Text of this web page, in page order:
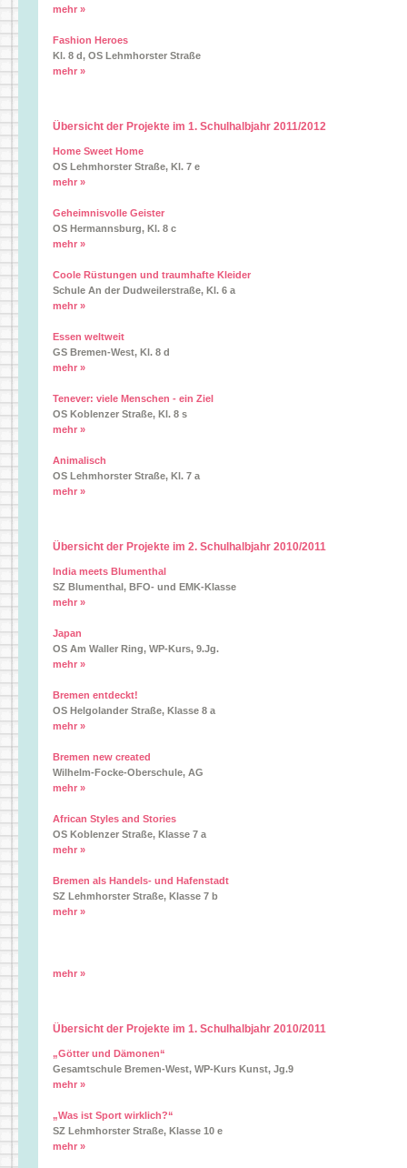
mehr »
Fashion Heroes
Kl. 8 d, OS Lehmhorster Straße
mehr »
Übersicht der Projekte im 1. Schulhalbjahr 2011/2012
Home Sweet Home
OS Lehmhorster Straße, Kl. 7 e
mehr »
Geheimnisvolle Geister
OS Hermannsburg, Kl. 8 c
mehr »
Coole Rüstungen und traumhafte Kleider
Schule An der Dudweilerstraße, Kl. 6 a
mehr »
Essen weltweit
GS Bremen-West, Kl. 8 d
mehr »
Tenever: viele Menschen - ein Ziel
OS Koblenzer Straße, Kl. 8 s
mehr »
Animalisch
OS Lehmhorster Straße, Kl. 7 a
mehr »
Übersicht der Projekte im 2. Schulhalbjahr 2010/2011
India meets Blumenthal
SZ Blumenthal, BFO- und EMK-Klasse
mehr »
Japan
OS Am Waller Ring, WP-Kurs, 9.Jg.
mehr »
Bremen entdeckt!
OS Helgolander Straße, Klasse 8 a
mehr »
Bremen new created
Wilhelm-Focke-Oberschule, AG
mehr »
African Styles and Stories
OS Koblenzer Straße, Klasse 7 a
mehr »
Bremen als Handels- und Hafenstadt
SZ Lehmhorster Straße, Klasse 7 b
mehr »
mehr »
Übersicht der Projekte im 1. Schulhalbjahr 2010/2011
„Götter und Dämonen“
Gesamtschule Bremen-West, WP-Kurs Kunst, Jg.9
mehr »
„Was ist Sport wirklich?“
SZ Lehmhorster Straße, Klasse 10 e
mehr »